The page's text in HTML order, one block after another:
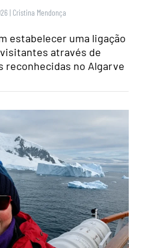
| Cristina Mendonça
estabelecer uma ligação
através de
reconhecidas no Algarve